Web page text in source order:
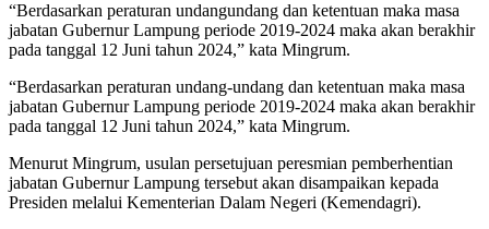
“Berdasarkan peraturan undangundang dan ketentuan maka masa
jabatan Gubernur Lampung periode 2019-2024 maka akan berakhir
pada tanggal 12 Juni tahun 2024,” kata Mingrum.
“Berdasarkan peraturan undang-undang dan ketentuan maka masa
jabatan Gubernur Lampung periode 2019-2024 maka akan berakhir
pada tanggal 12 Juni tahun 2024,” kata Mingrum.
Menurut Mingrum, usulan persetujuan peresmian pemberhentian
jabatan Gubernur Lampung tersebut akan disampaikan kepada
Presiden melalui Kementerian Dalam Negeri (Kemendagri).